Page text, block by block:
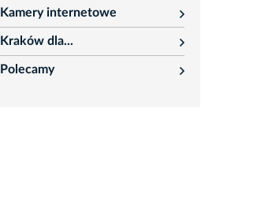
Kamery internetowe
rozwiń
Kraków dla...
rozwiń
Polecamy
rozwiń